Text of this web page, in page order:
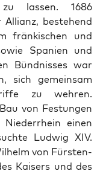
zu lassen. 1686
beste­hend
fränkischen und
Spanien und
Bünd­niss­es war
sich gemein­sam
zu wehren.
von Fes­tun­gen
einen
Lud­wig XIV.
von Fürsten­
Kaisers und des